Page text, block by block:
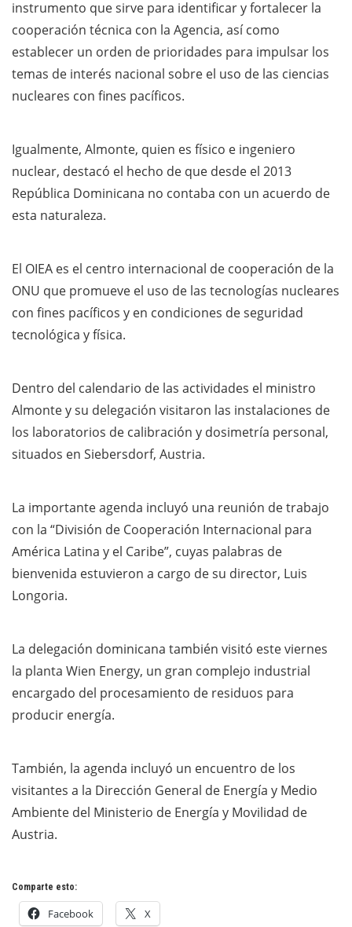
instrumento que sirve para identificar y fortalecer la
cooperación técnica con la Agencia, así como
establecer un orden de prioridades para impulsar los
temas de interés nacional sobre el uso de las ciencias
nucleares con fines pacíficos.
Igualmente, Almonte, quien es físico e ingeniero
nuclear, destacó el hecho de que desde el 2013
República Dominicana no contaba con un acuerdo de
esta naturaleza.
El OIEA es el centro internacional de cooperación de la
ONU que promueve el uso de las tecnologías nucleares
con fines pacíficos y en condiciones de seguridad
tecnológica y física.
Dentro del calendario de las actividades el ministro
Almonte y su delegación visitaron las instalaciones de
los laboratorios de calibración y dosimetría personal,
situados en Siebersdorf, Austria.
La importante agenda incluyó una reunión de trabajo
con la “División de Cooperación Internacional para
América Latina y el Caribe”, cuyas palabras de
bienvenida estuvieron a cargo de su director, Luis
Longoria.
La delegación dominicana también visitó este viernes
la planta Wien Energy, un gran complejo industrial
encargado del procesamiento de residuos para
producir energía.
También, la agenda incluyó un encuentro de los
visitantes a la Dirección General de Energía y Medio
Ambiente del Ministerio de Energía y Movilidad de
Austria.
Comparte esto:
Facebook X